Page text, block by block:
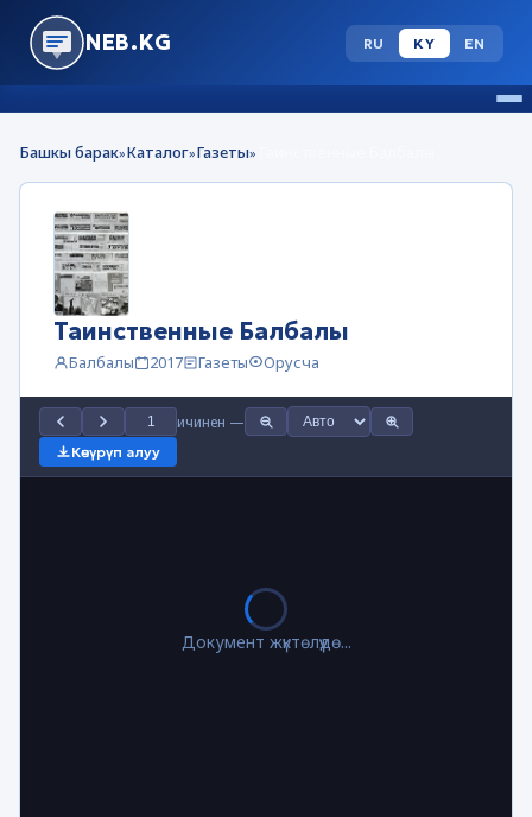
NEB.KG RU KY EN
Башкы барак»Каталог»Газеты»
Таинственные Балбалы
Балбалы 2017 Газеты Орусча
ичинен —
Көчүрүп алуу
Документ жүктөлүүдө...